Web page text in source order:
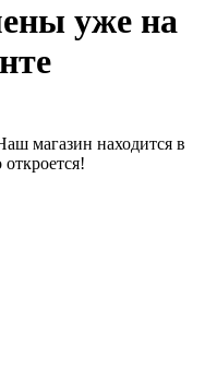
уже на
магазин находится в
откроется!